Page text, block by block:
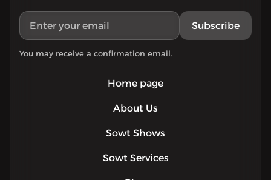
Home page
About Us
Sowt Shows
Sowt Services
Subscribe
You may receive a confirmation email.